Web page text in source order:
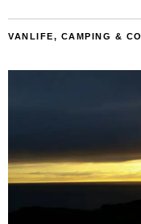
VANLIFE, CAMPING & CO